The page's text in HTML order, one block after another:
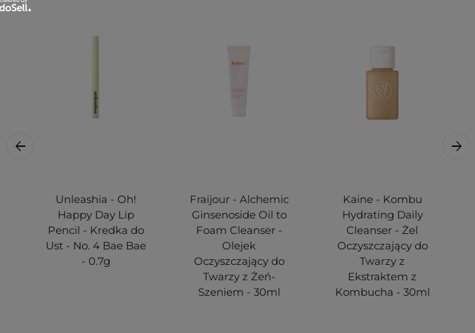
Unleashia - Oh!
Happy Day Lip
Pencil - Kredka do
Ust - No. 4 Bae Bae
- 0.7g
Fraijour - Alchemic
Ginsenoside Oil to
Foam Cleanser -
Olejek
Oczyszczający do
Twarzy z Żeń-
Szeniem - 30ml
Kaine - Kombu
Hydrating Daily
Cleanser - Żel
Oczyszczający do
Twarzy z
Ekstraktem z
Kombucha - 30ml